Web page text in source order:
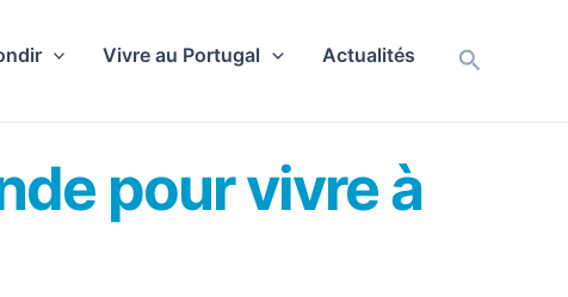
Vivre au Portugal Actualités
pour vivre à